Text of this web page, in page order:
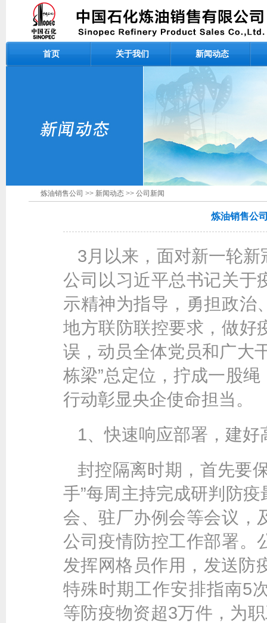
首页 关于我们 新闻动态
炼油销售公司 >> 新闻动态 >> 公司新闻
炼油销售公
3月以来，面对新一轮
公司以习近平总书记关于
示精神为指导，勇担政治
地方联防联控要求，做好
误，动员全体党员和广大
栋梁”总定位，拧成一股
行动彰显央企使命担当。
1、快速响应部署，建好
封控隔离时期，首先要
手”每周主持完成研判防
会、驻厂办例会等会议，
公司疫情防控工作部署。
发挥网格员作用，发送防
特殊时期工作安排指南5
等防疫物资超3万件，为